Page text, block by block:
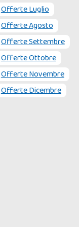
Offerte Luglio
Offerte Agosto
Offerte Settembre
Offerte Ottobre
Offerte Novembre
Offerte Dicembre